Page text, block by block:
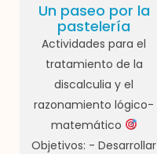
Un paseo por la
pastelería
Actividades para el
tratamiento de la
discalculia y el
razonamiento lógico-
matemático
Objetivos: - Desarrollar